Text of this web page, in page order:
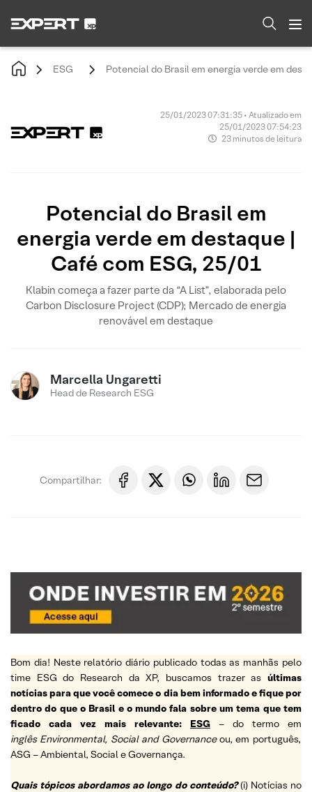
ESG Potencial do Brasil em energia verde em
25/01/2023 07:31:35 • Atualizado em
25/01/2023 07:54:23
23 minutos de leitura
Potencial do Brasil em
energia verde em destaque |
Café com ESG, 25/01
Klabin começa a fazer parte da “A List”, elaborada pelo
Carbon Disclosure Project (CDP); Mercado de energia
renovável em destaque
Marcella Ungaretti
Head de Research ESG
Compartilhar:
Bom dia! Neste relatório diário publicado todas as manhãs pelo
time ESG do Research da XP, buscamos trazer as últimas
notícias para que você comece o dia bem informado e fique por
dentro do que o Brasil e o mundo fala sobre um tema que tem
ficado cada vez mais relevante:
ESG
– do termo em
inglês Environmental, Social and Governanceou, em português,
ASG – Ambiental, Social e Governança.
Quais tópicos abordamos ao longo do conteúdo? (i) Notícias no